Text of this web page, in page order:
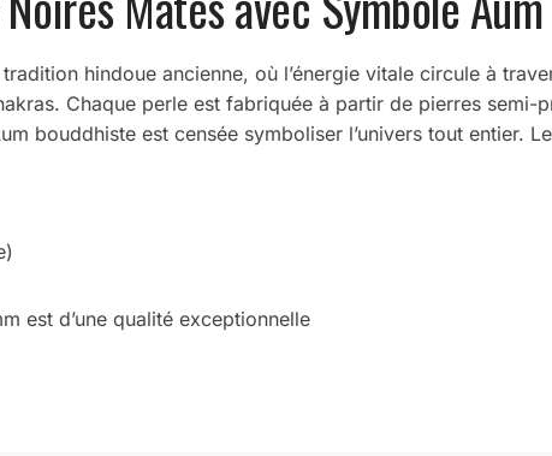
hindoue ancienne, où l’énergie vitale circule à
Chaque perle est fabriquée à partir de pierres
bouddhiste est censée symboliser l’univers tout entier.
est d’une qualité exceptionnelle